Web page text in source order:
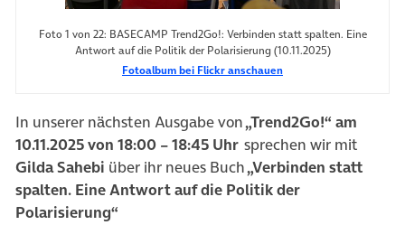
Foto 1 von 22: BASECAMP Trend2Go!: Verbinden statt spalten. Eine
Antwort auf die Politik der Polarisierung (10.11.2025)
Fotoalbum bei Flickr anschauen
In unserer nächsten Ausgabe von„Trend2Go!“ am
10.11.2025 von 18:00 – 18:45 Uhr sprechen wir mit
Gilda Sahebi über ihr neues Buch„Verbinden statt
spalten. Eine Antwort auf die Politik der
Polarisierung“